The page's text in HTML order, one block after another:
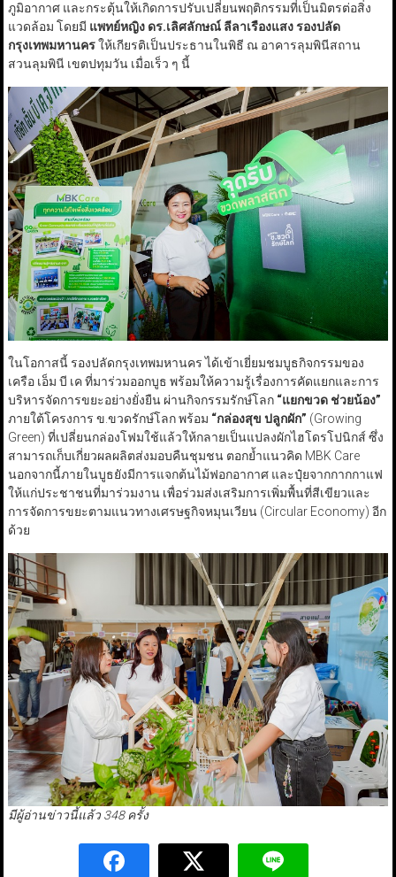
ภูมิอากาศ และกระตุ้นให้เกิดการปรับเปลี่ยนพฤติกรรมที่เป็นมิตรต่อสิ่ง
แวดล้อม โดยมี แพทย์หญิง ดร.เลิศลักษณ์ ลีลาเรืองแสง รองปลัด
กรุงเทพมหานครให้เกียรติเป็นประธานในพิธี ณ อาคารลุมพินีสถาน
สวนลุมพินี เขตปทุมวัน เมื่อเร็ว ๆ นี้
ในโอกาสนี้ รองปลัดกรุงเทพมหานคร ได้เข้าเยี่ยมชมบูธกิจกรรมของ
เครือ เอ็ม บี เค ที่มาร่วมออกบูธ พร้อมให้ความรู้เรื่องการคัดแยกและการ
บริหารจัดการขยะอย่างยั่งยืน ผ่านกิจกรรมรักษ์โลก “แยกขวด ช่วยน้อง”
ภายใต้โครงการ ข.ขวดรักษ์โลก พร้อม “กล่องสุข ปลูกผัก” (Growing
Green) ที่เปลี่ยนกล่องโฟมใช้แล้วให้กลายเป็นแปลงผักไฮโดรโปนิกส์ ซึ่ง
สามารถเก็บเกี่ยวผลผลิตส่งมอบคืนชุมชน ตอกย้ำแนวคิด MBK Care
นอกจากนี้ภายในบูธยังมีการแจกต้นไม้ฟอกอากาศ และปุ๋ยจากกากกาแฟ
ให้แก่ประชาชนที่มาร่วมงาน เพื่อร่วมส่งเสริมการเพิ่มพื้นที่สีเขียวและ
การจัดการขยะตามแนวทางเศรษฐกิจหมุนเวียน (Circular Economy) อีก
ด้วย
มีผู้อ่านข่าวนี้แล้ว 348 ครั้ง